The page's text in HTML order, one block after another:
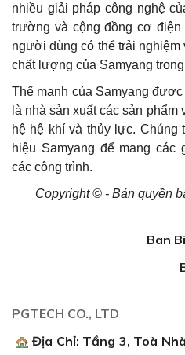
nhiều giải pháp công nghệ
trường và cộng đồng cơ
người dùng có thể trải
chất lượng của Samyang
Thế mạnh của Samyang
là nhà sản xuất các sản
hệ hệ khí và thủy lực. Chúng
hiệu Samyang để mang các
các công trình.
Copyright © - Bản quyền
Ban
Biên Tập
PGTECH CO., LTD
Địa Chỉ: Tầng 3, Toà